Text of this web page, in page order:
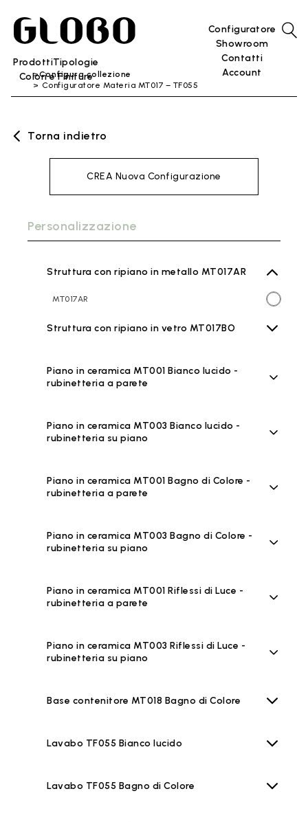
ProdottiTipologie
Colori e Finiture
Configuratore
Showroom
Contatti
Account
Configura collezione
Configuratore Materia MT017 – TF055
Torna indietro
CREA Nuova Configurazione
Personalizzazione
Struttura con ripiano in metallo MT017AR
MT017AR
Struttura con ripiano in vetro MT017BO
Piano in ceramica MT001 Bianco lucido -
rubinetteria a parete
Piano in ceramica MT003 Bianco lucido -
rubinetteria su piano
Piano in ceramica MT001 Bagno di Colore -
rubinetteria a parete
Piano in ceramica MT003 Bagno di Colore -
rubinetteria su piano
Piano in ceramica MT001 Riflessi di Luce -
rubinetteria a parete
Piano in ceramica MT003 Riflessi di Luce -
rubinetteria su piano
Base contenitore MT018 Bagno di Colore
Lavabo TF055 Bianco lucido
Lavabo TF055 Bagno di Colore